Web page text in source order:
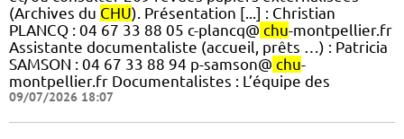
(Archives du CHU). Présentation [...] : Christian
PLANCQ : 04 67 33 88 05 c-plancq@ chu-montpellier.fr
Assistante documentaliste (accueil, prêts …) : Patricia
SAMSON : 04 67 33 88 94 p-samson@ chu-
montpellier.fr Documentalistes : L’équipe des
09/07/2026 18:07